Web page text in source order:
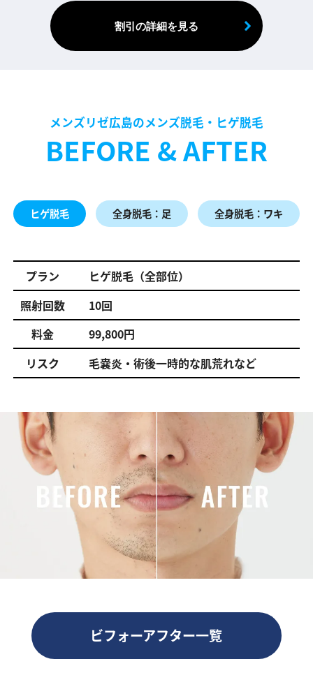
割引の詳細を見る
メンズリゼ広島のメンズ脱毛・ヒゲ脱毛
BEFORE & AFTER
ヒゲ脱毛 全身脱毛：足 全身脱毛：ワキ
プラン
ヒゲ脱毛（全部位）
照射回数
10回
料金
99,800円
リスク
毛嚢炎・術後一時的な肌荒れなど
ビフォーアフター一覧